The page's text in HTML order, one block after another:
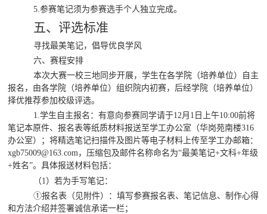
5.参赛笔记须为参赛选手个人独立完成。
五、评选标准
寻找最美笔记，倡导优良学风
六、赛程安排
本次大赛一校三地同步开展，学生在各学院（培养单位）自主
报名，由各学院（培养单位）组织院内初赛，后经学院（培养单位）
择优推荐参加校级评选。
1.学生自主报名：有意向参赛同学请于12月 1 日 上午10:00前将
笔记本原件、报名表等纸质材料报送至学工办公室（华岗苑南楼316
办公室）；将精选笔记扫描件及图片等电子材料上传至学工办邮箱：
xgb75009@163.com，压缩包及邮件名称命名为“最美笔记+文科+年级
+姓名”。具体报送材料包括：
（1）若为手写笔记：
①报名表（见附件）：填写参赛报名表、笔记信息、制作心得
和方法介绍并签署诚信承诺一栏；